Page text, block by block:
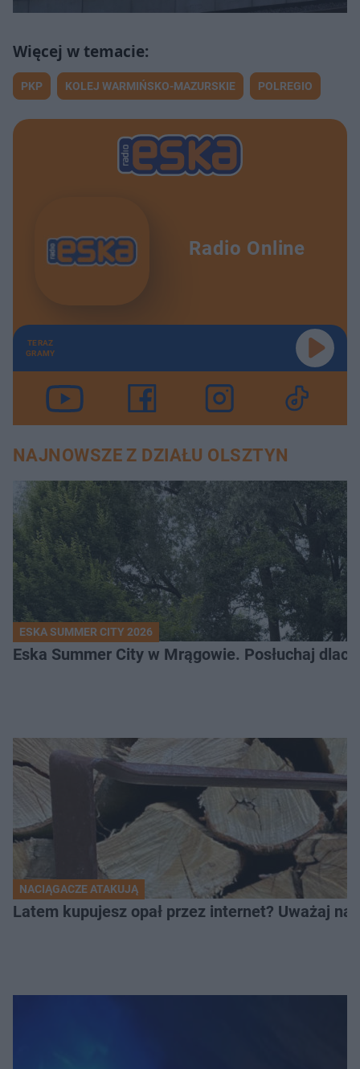
PKP KOLEJ WARMIŃSKO-MAZURSKIE POLREGIO
Radio Online
TERAZ
GRAMY
NAJNOWSZE Z DZIAŁU OLSZTYN
ESKA SUMMER CITY 2026
Eska Summer City w Mrągowie. Posłuchaj
NACIĄGACZE ATAKUJĄ
Latem kupujesz opał przez internet? Uważaj na